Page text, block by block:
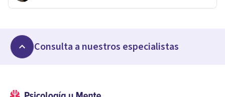
Consulta a nuestros especialistas